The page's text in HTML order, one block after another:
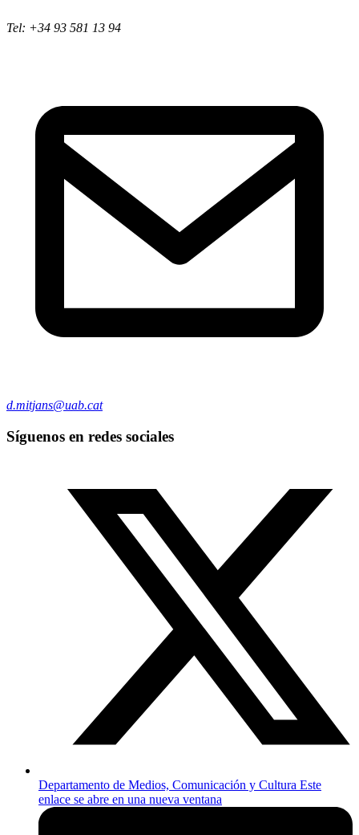
Tel: +34 93 581 13 94
d.mitjans@uab.cat
Síguenos en redes sociales
Departamento de Medios, Comunicación y Cultura Este
enlace se abre en una nueva ventana